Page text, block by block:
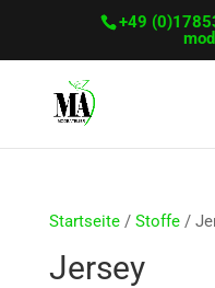
+49
Startseite/ Stoffe/
Jersey